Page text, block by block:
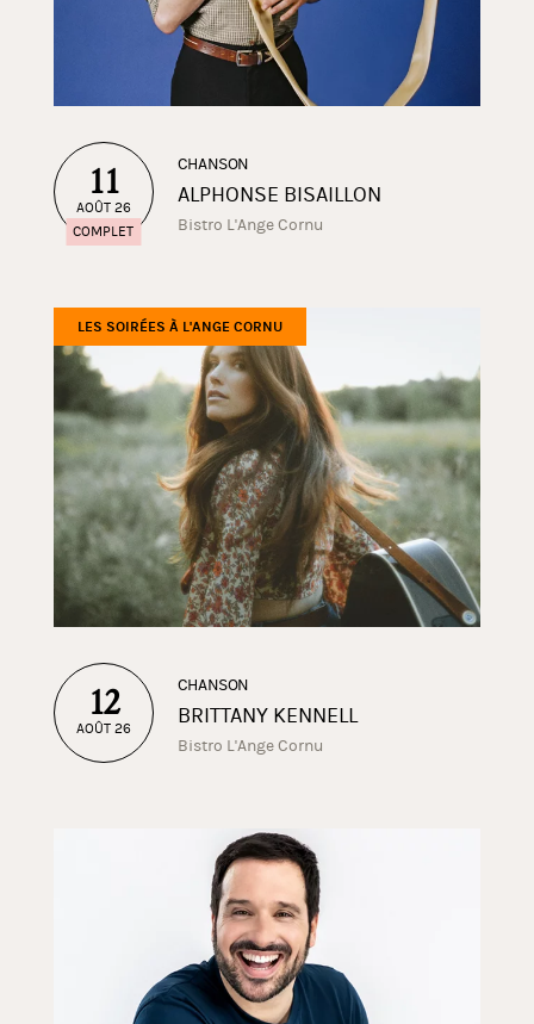
11
AOÛT 26
COMPLET
CHANSON
ALPHONSE BISAILLON
Bistro L'Ange Cornu
LES SOIRÉES À L'ANGE CORNU
12
AOÛT 26
CHANSON
BRITTANY KENNELL
Bistro L'Ange Cornu